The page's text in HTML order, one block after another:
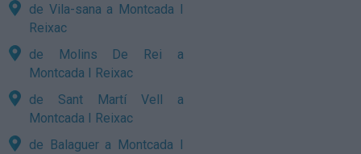
de Vila-sana a Montcada I
Reixac
de Molins De Rei a
Montcada I Reixac
de Sant Martí Vell a
Montcada I Reixac
de Balaguer a Montcada I